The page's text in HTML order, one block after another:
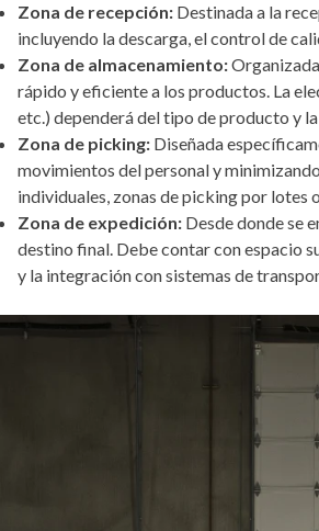
Zona de recepción:Destinada a la
incluyendo la descarga, el control de
Zona de almacenamiento:
rápido y eficiente a los productos. La
etc.) dependerá del tipo de producto y
Zona de picking:Diseñada
movimientos del personal y
individuales, zonas de picking por lotes
Zona de expedición:Desde donde se
destino final. Debe contar con espacio
y la integración con sistemas de